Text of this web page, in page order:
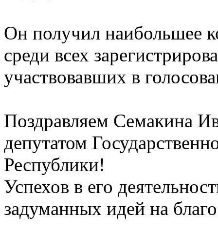
Он получил наибольшее
среди всех
участвовавших в
Поздравляем Семакина
депутатом
Республики!
Успехов в его
задуманных идей на